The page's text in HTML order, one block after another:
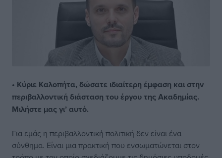
• Κύριε Καλοπήτα, δώσατε ιδιαίτερη έμφαση και στην
περιβαλλοντική διάσταση του έργου της Ακαδημίας.
Μιλήστε μας γι’ αυτό.
Για εμάς η περιβαλλοντική πολιτική δεν είναι ένα
σύνθημα. Είναι μια πρακτική που ενσωματώνεται στον